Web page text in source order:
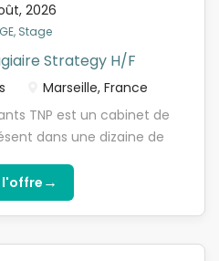
2026
Stage
Strategy H/F
Marseille, France
TNP est un cabinet de
dans une dizaine de
Structuré autour
Trust et Digital, TNP
management, avec une
l'offre →